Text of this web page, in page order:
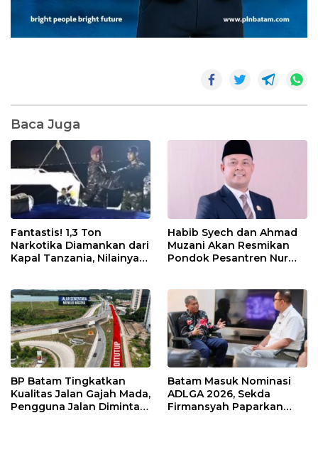
Baca Juga
Fantastis! 1,3 Ton
Narkotika Diamankan dari
Kapal Tanzania, Nilainya
Habib Syech dan Ahmad
Muzani Akan Resmikan
Pondok Pesantren Nur
BP Batam Tingkatkan
Kualitas Jalan Gajah Mada,
Pengguna Jalan Diminta
Batam Masuk Nominasi
ADLGA 2026, Sekda
Firmansyah Paparkan